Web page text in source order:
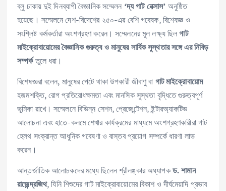
ব্লু ঢাকায় দুই দিনব্যাপী বৈজ্ঞানিক সম্মেলন ‘দ্য গাট নেক্সাস’ অনুষ্ঠিত
হয়েছে। সম্মেলনে দেশ-বিদেশের ২৫০-এর বেশি গবেষক, বিশেষজ্ঞ ও
সংশ্লিষ্ট কর্মকর্তারা অংশগ্রহণ করেন। সম্মেলনের মূল লক্ষ্য ছিলগাট
মাইক্রোবায়োমের বৈজ্ঞানিক গুরুত্ব ও মানুষের সার্বিক সুস্থতার সঙ্গে এর নিবিড়
সম্পর্কতুলে ধরা।
বিশেষজ্ঞরা বলেন, মানুষের পেটে থাকা উপকারী জীবাণু বা গাট মাইক্রোবায়োম
হজমশক্তি, রোগ প্রতিরোধক্ষমতা এবং মানসিক সুস্থতা বৃদ্ধিতে গুরুত্বপূর্ণ
ভূমিকা রাখে। সম্মেলনে বিভিন্ন সেশন, প্রেজেন্টেশন, ইন্টারঅ্যাকটিভ
আলোচনা এবং হাতে-কলমে শেখার কার্যক্রমের মাধ্যমে অংশগ্রহণকারীরা গাট
হেলথ সংক্রান্ত আধুনিক গবেষণা ও বাস্তব প্রয়োগ সম্পর্কে ধারণা লাভ
করেন।
আন্তর্জাতিক আলোচকদের মধ্যে ছিলেন শ্রীলঙ্কার অধ্যাপক ড. শামান
রাজেন্দ্রজিথ, যিনি শিশুদের গাট মাইক্রোবায়োমের বিকাশ ও দীর্ঘমেয়াদি প্রভাব